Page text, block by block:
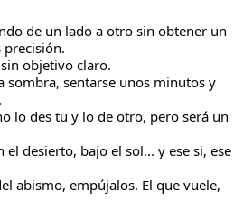
de un lado a otro sin obtener un
precisión.
objetivo claro.
sombra, sentarse unos minutos y
lo des tu y lo de otro, pero será un
desierto, bajo el sol... y ese si, ese
abismo, empújalos. El que vuele,